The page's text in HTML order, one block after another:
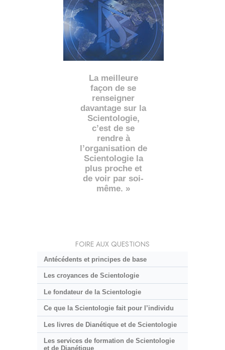
La meilleure
façon de se
renseigner
davantage sur la
Scientologie,
c’est de se
rendre à
l’organisation de
Scientologie la
plus proche et
de voir par soi-
même. »
FOIRE AUX QUESTIONS
Antécédents et principes de base
Les croyances de Scientologie
Le fondateur de la Scientologie
Ce que la Scientologie fait pour l’individu
Les livres de Dianétique et de Scientologie
Les services de formation de Scientologie
et de Dianétique